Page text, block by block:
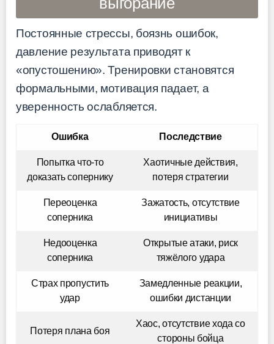
Постоянные стрессы, боязнь ошибок,
давление результата приводят к
«опустошению». Тренировки становятся
формальными, мотивация падает, а
уверенность ослабляется.
Ошибка Последствие
Попытка что-то
доказать сопернику
Хаотичные действия,
потеря стратегии
Переоценка
соперника
Зажатость, отсутствие
инициативы
Недооценка
соперника
Открытые атаки, риск
тяжёлого удара
Страх пропустить
удар
Замедленные реакции,
ошибки дистанции
Потеря плана боя
Хаос, отсутствие хода со
стороны бойца